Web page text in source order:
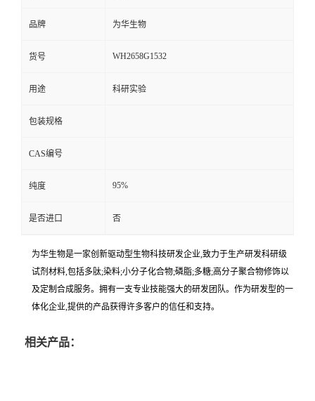
品牌 为华生物
货号 WH2658G1532
用途 科研实验
包装规格
CAS编号
纯度 95%
是否进口 否
为华生物是一家创新驱动型生物科技研发企业,致力于生产研发科研级
试剂材料,包括多肽;染料;小分子化合物;磷脂;多糖;高分子聚合物修饰以
及定制合成服务。拥有一支专业技能强大的研发团队。作为研发型的一
体化企业,提供的产品获得许多客户的信任和支持。
相关产品：